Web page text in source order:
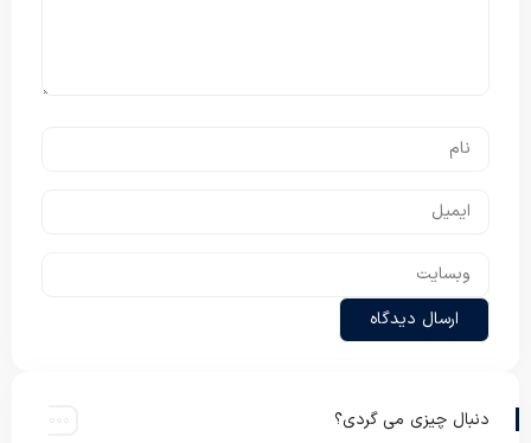
دنبال چیزی می گردی؟